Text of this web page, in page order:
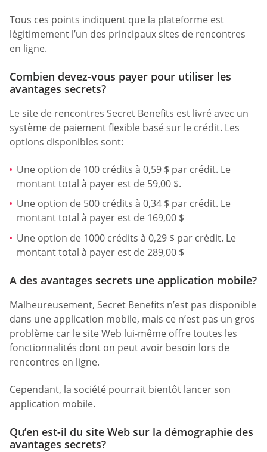
Tous ces points indiquent que la plateforme est
légitimement l’un des principaux sites de rencontres
en ligne.
Combien devez-vous payer pour utiliser les
avantages secrets?
Le site de rencontres Secret Benefits est livré avec un
système de paiement flexible basé sur le crédit. Les
options disponibles sont:
Une option de 100 crédits à 0,59 $ par crédit. Le
montant total à payer est de 59,00 $.
Une option de 500 crédits à 0,34 $ par crédit. Le
montant total à payer est de 169,00 $
Une option de 1000 crédits à 0,29 $ par crédit. Le
montant total à payer est de 289,00 $
A des avantages secrets une application mobile?
Malheureusement, Secret Benefits n’est pas disponible
dans une application mobile, mais ce n’est pas un gros
problème car le site Web lui-même offre toutes les
fonctionnalités dont on peut avoir besoin lors de
rencontres en ligne.
Cependant, la société pourrait bientôt lancer son
application mobile.
Qu’en est-il du site Web sur la démographie des
avantages secrets?